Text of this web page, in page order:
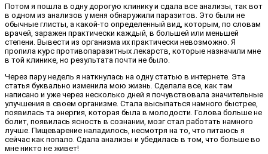
Потом я пошла в одну дорогую клинику и сдала все анализы, так вот
в одном из анализов у меня обнаружили паразитов. Это были не
обычные глисты, а какой-то определенный вид, которым, по словам
врачей, заражен практически каждый, в большей или меньшей
степени. Вывести из организма их практически невозможно. Я
пропила курс противопаразитных лекарств, которые назначили мне
в той клинике, но результата почти не было.
Через пару недель я наткнулась на одну статью в интернете. Эта
статья буквально изменила мою жизнь. Сделала все, как там
написано и уже через несколько дней я почувствовала значительные
улучшения в своем организме. Стала высыпаться намного быстрее,
появилась та энергия, которая была в молодости. Голова больше не
болит, появилась ясность в сознании, мозг стал работать намного
лучше. Пищеварение наладилось, несмотря на то, что питаюсь я
сейчас как попало. Сдала анализы и убедилась в том, что больше во
мне никто не живет!